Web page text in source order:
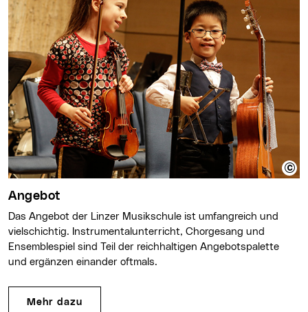
Angebot
Das Angebot der Linzer Musikschule ist umfangreich und
vielschichtig. Instrumentalunterricht, Chorgesang und
Ensemblespiel sind Teil der reichhaltigen Angebotspalette
und ergänzen einander oftmals.
Mehr dazu